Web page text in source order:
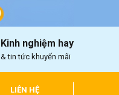
Kinh nghiệm hay
& tin tức khuyến mãi
LIÊN HỆ